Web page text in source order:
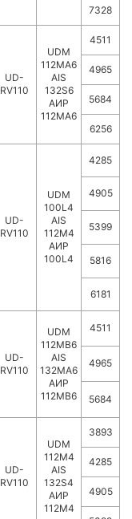
7328
UD-
RV110
UDM
112MA6
AIS
132S6
АИР
112МА6
4511
4965
5684
6256
UD-
RV110
UDM
100L4
AIS
112M4
АИР
100L4
4285
4905
5399
5816
6181
UD-
RV110
UDM
112MB6
AIS
132MA6
АИР
112МВ6
4511
4965
5684
UD-
RV110
UDM
112M4
AIS
132S4
АИР
112М4
3893
4285
4905